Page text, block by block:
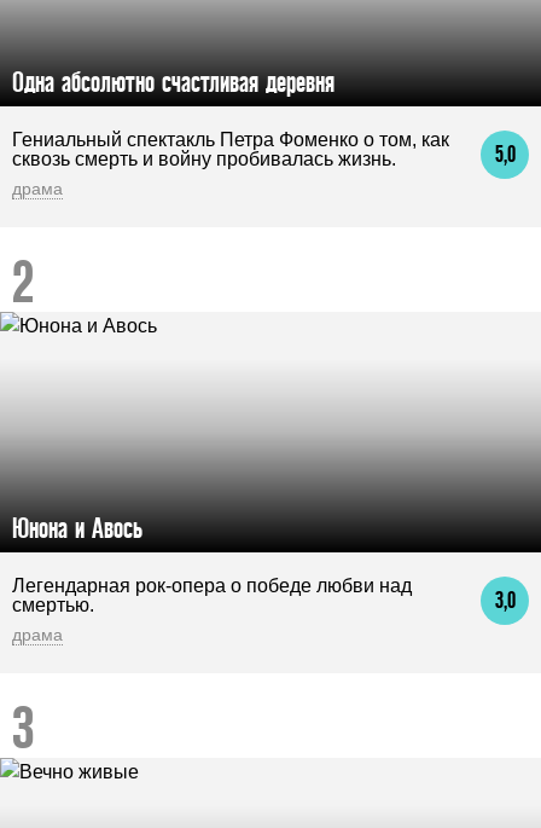
Одна абсолютно счастливая деревня
5,0
Гениальный спектакль Петра Фоменко о том, как
сквозь смерть и войну пробивалась жизнь.
драма
Юнона и Авось
3,0
Легендарная рок-опера о победе любви над
смертью.
драма